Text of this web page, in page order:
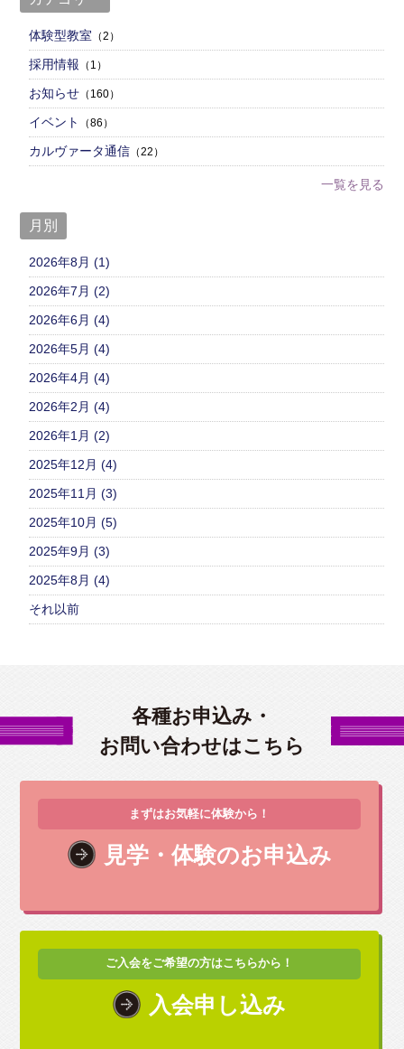
体験型教室 （2）
採用情報 （1）
お知らせ （160）
イベント （86）
カルヴァータ通信 （22）
一覧を見る
月別
2026年8月 (1)
2026年7月 (2)
2026年6月 (4)
2026年5月 (4)
2026年4月 (4)
2026年2月 (4)
2026年1月 (2)
2025年12月 (4)
2025年11月 (3)
2025年10月 (5)
2025年9月 (3)
2025年8月 (4)
それ以前
各種お申込み・
お問い合わせはこちら
まずはお気軽に体験から！
見学・体験のお申込み
ご入会をご希望の方はこちらから！
入会申し込み